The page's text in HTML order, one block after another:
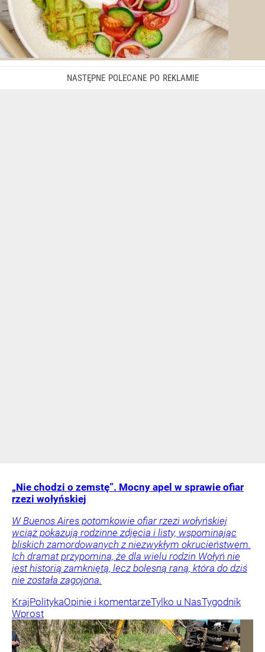
„Nie chodzi o zemstę”. Mocny apel w sprawie ofiar
rzezi wołyńskiej
W Buenos Aires potomkowie ofiar rzezi wołyńskiej
wciąż pokazują rodzinne zdjęcia i listy, wspominając
bliskich zamordowanych z niezwykłym okrucieństwem.
Ich dramat przypomina, że dla wielu rodzin Wołyń nie
jest historią zamkniętą, lecz bolesną raną, która do dziś
nie została zagojona.
KrajPolitykaOpinie i komentarzeTylko u NasTygodnik
Wprost